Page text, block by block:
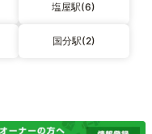
塩屋駅(6)
国分駅(2)